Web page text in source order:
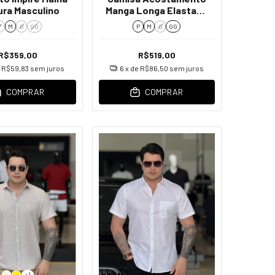
Masculino
M G GG
R$59,83 sem juros
COMPRAR
Manga Longa Elastano
Masculino
P M G GG
R$519,00
6 x de R$86,50 sem juros
COMPRAR